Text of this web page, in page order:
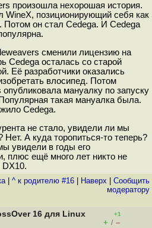
произошла нехорошая история.
WineX, позиционирующий себя как
Потом он стал Cedega. И Cedega
сменили лицензию на
Cedega осталась со старой
Её разработчики оказались
влосипед. Потом
мануалку по запуску
такая мануалка была.
Cedega.
не стало, увидели ли мы
Нет. А куда торопиться-то теперь?
увидели в годы его
плюс ещё много лет никто не
DX10.
| ^ к родителю #16 Наверх
Cообщить
модератору
16 для Linux
+1
+ / –